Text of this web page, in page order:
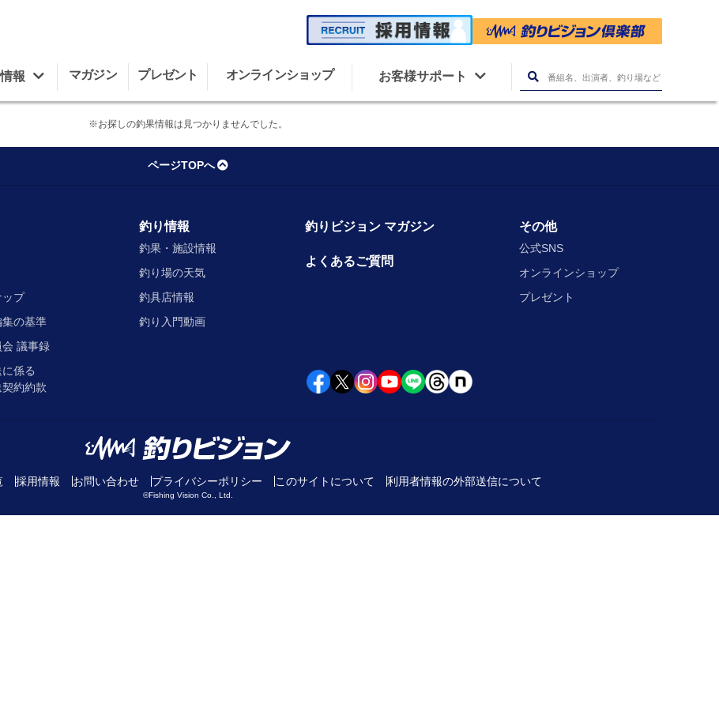
報 マガジン プレゼント オンラインショップ お客様サポート
※お探しの釣果情報は見つかりませんでした。
ページTOPへ
ップ
の基準
議事録
係る
約約款
釣り情報
釣果・施設情報
釣り場の天気
釣具店情報
釣り入門動画
釣りビジョン マガジン
よくあるご質問
その他
公式SNS
オンラインショップ
プレゼント
採用情報 お問い合わせ プライバシーポリシー このサイトについて 利用者情報の外部送信について
©Fishing Vision Co., Ltd.